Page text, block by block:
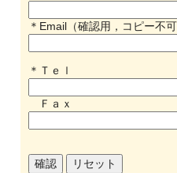
＊Email（確認用，コピー不可
＊Ｔｅｌ
Ｆａｘ